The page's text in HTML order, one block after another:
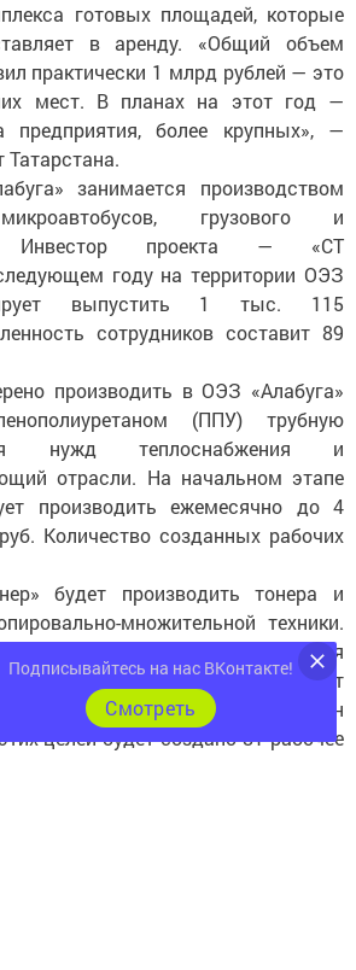
готовых площадей, которые
в аренду. «Общий объем
практически 1 млрд рублей — это
мест. В планах на этот год —
более крупных», —
Татарстана.
занимается производством
грузового и
Инвестор проекта — «СТ
году на территории ОЭЗ
выпустить 1 тыс. 115
сотрудников составит 89
производить в ОЭЗ «Алабуга»
(ППУ) трубную
нужд теплоснабжения и
отрасли. На начальном этапе
производить ежемесячно до 4
Количество созданных рабочих
будет производить тонера и
множительной техники.
стала российская компания
ОЭЗ «Ростонер» планирует
единиц картриджей и 380 тонн
целей будет создано 81 рабочее
Подписывайтесь на нас ВКонтакте!
Cмотреть